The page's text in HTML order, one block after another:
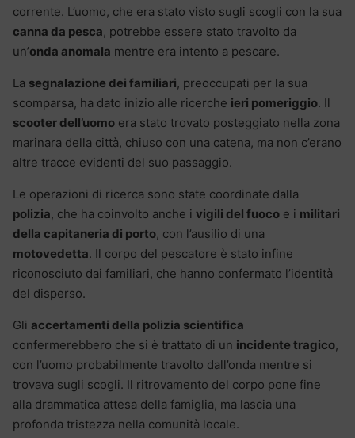
corrente. L’uomo, che era stato visto sugli scogli con la sua
canna da pesca, potrebbe essere stato travolto da
un’onda anomala mentre era intento a pescare.
La segnalazione dei familiari, preoccupati per la sua
scomparsa, ha dato inizio alle ricerche ieri pomeriggio. Il
scooter dell’uomo era stato trovato posteggiato nella zona
marinara della città, chiuso con una catena, ma non c’erano
altre tracce evidenti del suo passaggio.
Le operazioni di ricerca sono state coordinate dalla
polizia, che ha coinvolto anche i vigili del fuoco e i militari
della capitaneria di porto, con l’ausilio di una
motovedetta. Il corpo del pescatore è stato infine
riconosciuto dai familiari, che hanno confermato l’identità
del disperso.
Gli accertamenti della polizia scientifica
confermerebbero che si è trattato di un incidente tragico,
con l’uomo probabilmente travolto dall’onda mentre si
trovava sugli scogli. Il ritrovamento del corpo pone fine
alla drammatica attesa della famiglia, ma lascia una
profonda tristezza nella comunità locale.